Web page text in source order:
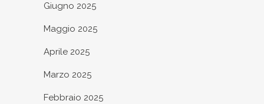
Giugno 2025
Maggio 2025
Aprile 2025
Marzo 2025
Febbraio 2025